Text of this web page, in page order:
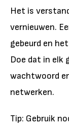
Het is
vernieuwen.
gebeurd en
Doe dat in elk
wachtwoord
netwerken.
Tip: Gebruik